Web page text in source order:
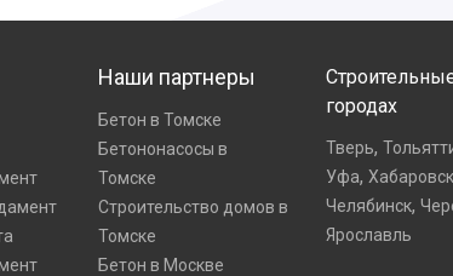
Наши партнеры
Бетон в Томске
Бетононасосы в
Томске
Строительство домов в
Томске
Бетон в Москве
городах
Тверь,
Уфа, Хабаровск
Челябинск,
Ярославль